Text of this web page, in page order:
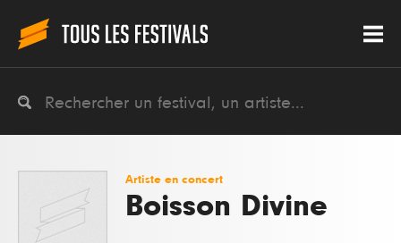
Artiste en concert
Boisson Divine